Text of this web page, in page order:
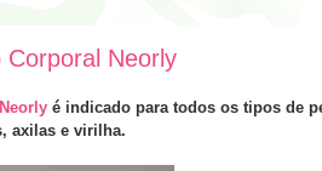
Corporal Neorly
Neorly é indicado para todos os tipos de
axilas e virilha.